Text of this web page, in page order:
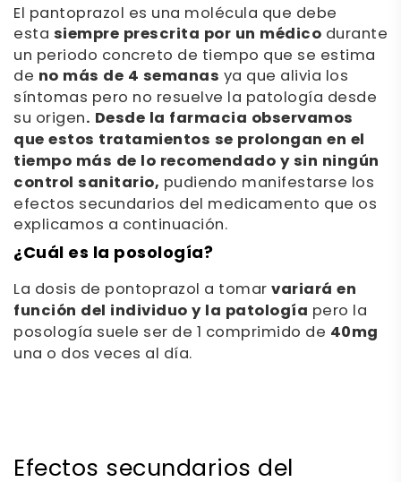
El pantoprazol es una molécula que debe
esta siempre prescrita por un médico durante
un periodo concreto de tiempo que se estima
de no más de 4 semanas ya que alivia los
síntomas pero no resuelve la patología desde
su origen. Desde la farmacia observamos
que estos tratamientos se prolongan en el
tiempo más de lo recomendado y sin ningún
control sanitario, pudiendo manifestarse los
efectos secundarios del medicamento que os
explicamos a continuación.
¿Cuál es la posología?
La dosis de pontoprazol a tomarvariará en
función del individuo y la patología pero la
posología suele ser de 1 comprimido de 40mg
una o dos veces al día.
Efectos secundarios del